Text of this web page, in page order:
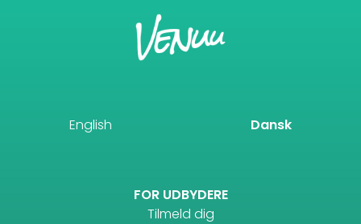
English Dansk
FOR UDBYDERE
Tilmeld dig